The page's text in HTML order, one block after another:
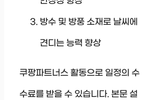
방수 및 방풍 소재로 날씨에
견디는 능력 향상
쿠팡파트너스 활동으로 일정의 수
수료를 받을 수 있습니다. 본문 설